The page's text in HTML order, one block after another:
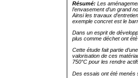
Résumé:Les
l’envasement d’un grand
Ainsi les travaux
exemple concret est le
Dans un esprit de
plus comme déchet ont
Cette étude fait partie
valorisation de ces
750°C pour les rendre
Des essais ont été menés